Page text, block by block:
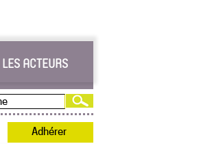
LES ACTEURS
Adhérer